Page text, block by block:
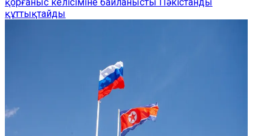
құттықтайды